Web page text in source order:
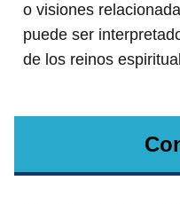
o visiones
puede ser
de los reinos